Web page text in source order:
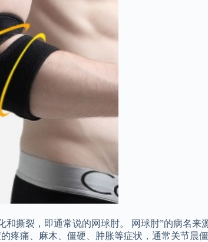
撕裂，即通常说的网球肘。 网球肘”的病名来
疼痛、麻木、僵硬、肿胀等症状，通常关节晨